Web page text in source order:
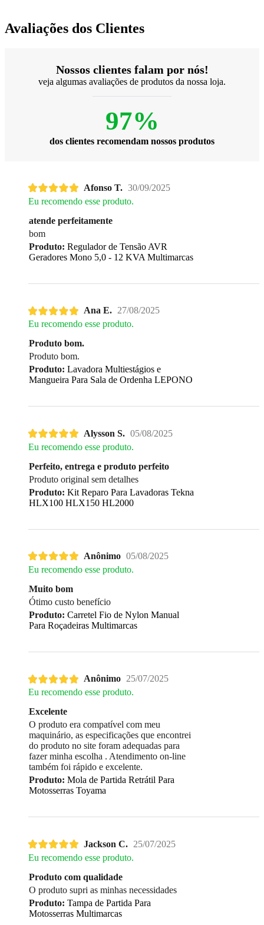
Avaliações dos Clientes
Nossos clientes falam por nós!
veja algumas avaliações de produtos da nossa loja.
97%
dos clientes recomendam nossos produtos
Afonso T. 30/09/2025
Eu recomendo esse produto.
atende perfeitamente
bom
Produto: Regulador de Tensão AVR
Geradores Mono 5,0 - 12 KVA Multimarcas
Ana E. 27/08/2025
Eu recomendo esse produto.
Produto bom.
Produto bom.
Produto: Lavadora Multiestágios e
Mangueira Para Sala de Ordenha LEPONO
Alysson S. 05/08/2025
Eu recomendo esse produto.
Perfeito, entrega e produto perfeito
Produto original sem detalhes
Produto: Kit Reparo Para Lavadoras Tekna
HLX100 HLX150 HL2000
Anônimo 05/08/2025
Eu recomendo esse produto.
Muito bom
Ótimo custo benefício
Produto: Carretel Fio de Nylon Manual
Para Roçadeiras Multimarcas
Anônimo 25/07/2025
Eu recomendo esse produto.
Excelente
O produto era compatível com meu
maquinário, as especificações que encontrei
do produto no site foram adequadas para
fazer minha escolha . Atendimento on-line
também foi rápido e excelente.
Produto: Mola de Partida Retrátil Para
Motosserras Toyama
Jackson C. 25/07/2025
Eu recomendo esse produto.
Produto com qualidade
O produto supri as minhas necessidades
Produto: Tampa de Partida Para
Motosserras Multimarcas